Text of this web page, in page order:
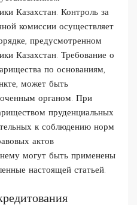
Казахстан. Контроль за
комиссии осуществляет
предусмотренном
Казахстан. Требование о
по основаниям,
может быть
органом. При
пруденциальных
к соблюдению норм
актов
могут быть применены
настоящей статьей.